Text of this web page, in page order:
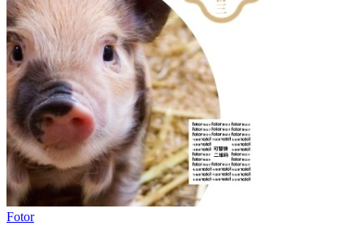
Fotor